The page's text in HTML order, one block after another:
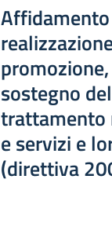
sostegno
trattamento
e servizi e
(direttiva